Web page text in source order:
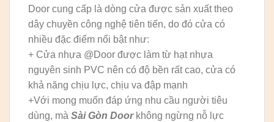
Door cung cấp là dòng cửa được sản xuất theo
dây chuyền công nghệ tiên tiến, do đó cửa có
nhiều đặc điểm nổi bật như:
+ Cửa nhựa @Door được làm từ hạt nhựa
nguyên sinh PVC nên có độ bền rất cao, cửa có
khả năng chịu lực, chịu va đập mạnh
+Với mong muốn đáp ứng nhu cầu người tiêu
dùng, mà Sài Gòn Doorkhông ngừng nỗ lực